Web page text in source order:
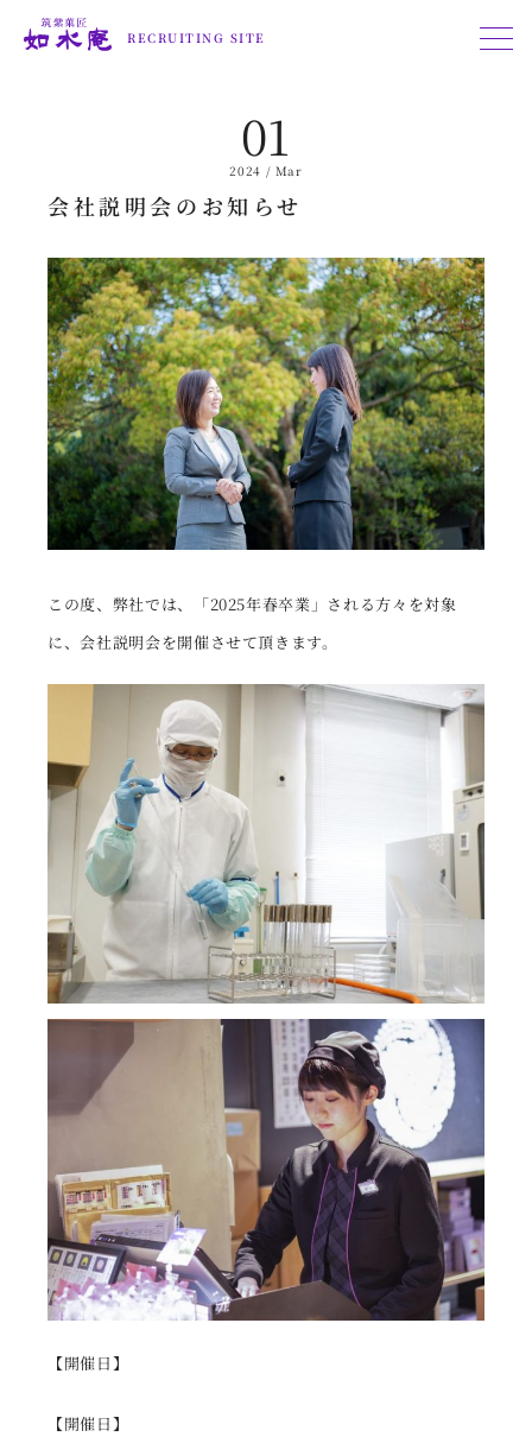
RECRUITING SITE
01
2024 / Mar
会社説明会のお知らせ
この度、弊社では、「2025年春卒業」される方々を対象
に、会社説明会を開催させて頂きます。
【開催日】
【開催日】